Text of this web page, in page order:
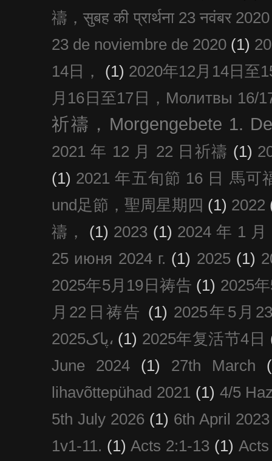
禱，सुबह की प्रार्थना 23 नवंबर 2020
23 de noviembre de 2020 (1)
14日，
(1) 2020年12月14日至
月16日至17日，Молитвы 16/
祈禱，Morgengebete 1.
2021 年 12 月 22 日祈禱 (1)
(1) 2021 年五旬節 16 日 馬可
und足節，聖周星期四 (1) 2022
禱，
(1) 2023 (1) 2024 年 1
25 июня 2024 г. (1) 2025 (1)
2025年5月19日祷告 (1) 2025
月22日祷告 (1) 2025年5月
پاک2025، (1) 2025年复活节4日
June 2024
(1) 27th March
lihavõttepühad 2021 (1) 4/5
5th July 2026 (1) 6th April 2023
1v1-11. (1) Acts 2:1-13 (1)